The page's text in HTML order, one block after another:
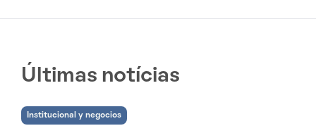
Últimas notícias
Institucional y negocios